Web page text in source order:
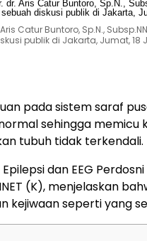
Catur Buntoro, Sp.N.,
publik di Jakarta, Jumat, 18
pada sistem saraf
sehingga memicu
tubuh tidak terkendali.
dan EEG
(K), menjelaskan
kejiwaan seperti yang